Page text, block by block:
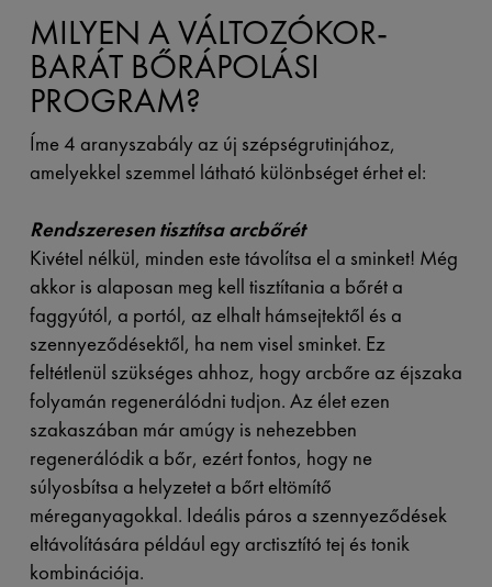
MILYEN A VÁLTOZÓKOR-
BARÁT BŐRÁPOLÁSI
PROGRAM?
Íme 4 aranyszabály az új szépségrutinjához,
amelyekkel szemmel látható különbséget érhet el:
Rendszeresen tisztítsa arcbőrét
Kivétel nélkül, minden este távolítsa el a sminket! Még
akkor is alaposan meg kell tisztítania a bőrét a
faggyútól, a portól, az elhalt hámsejtektől és a
szennyeződésektől, ha nem visel sminket. Ez
feltétlenül szükséges ahhoz, hogy arcbőre az éjszaka
folyamán regenerálódni tudjon. Az élet ezen
szakaszában már amúgy is nehezebben
regenerálódik a bőr, ezért fontos, hogy ne
súlyosbítsa a helyzetet a bőrt eltömítő
méreganyagokkal. Ideális páros a szennyeződések
eltávolítására például egy arctisztító tej és tonik
kombinációja.